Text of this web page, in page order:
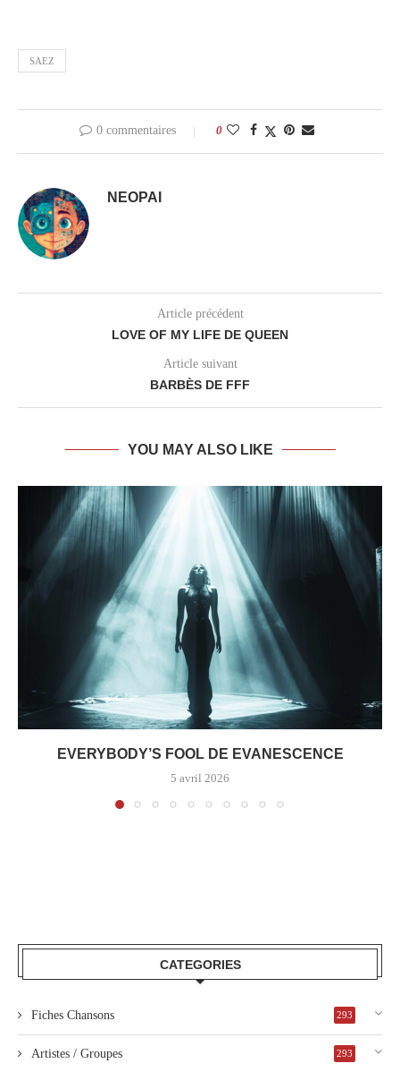
SAEZ
0 commentaires 0
NEOPAI
Article précédent
LOVE OF MY LIFE DE QUEEN
Article suivant
BARBÈS DE FFF
YOU MAY ALSO LIKE
EVERYBODY’S FOOL DE EVANESCENCE
5 avril 2026
CATEGORIES
Fiches Chansons 293
Artistes / Groupes 293